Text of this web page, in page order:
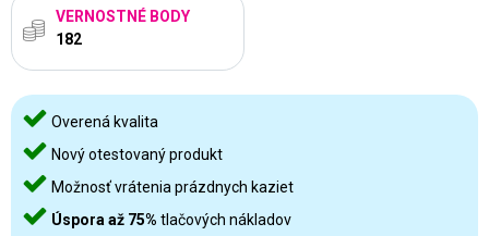
VERNOSTNÉ BODY
182
Overená kvalita
Nový otestovaný produkt
Možnosť vrátenia prázdnych kaziet
Úspora až 75% tlačových nákladov